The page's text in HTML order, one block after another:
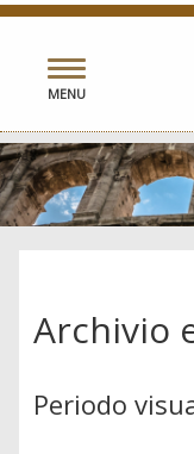
Toggle
navigation
MENU
Archivio
Periodo